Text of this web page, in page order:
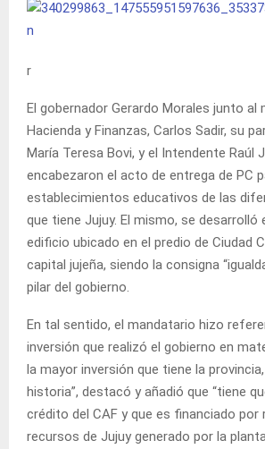
r
El gobernador Gerardo Morales junto al
Hacienda y Finanzas, Carlos Sadir, su
María Teresa Bovi, y el Intendente Raúl
encabezaron el acto de entrega de PC
establecimientos educativos de las
que tiene Jujuy. El mismo, se desarrolló
edificio ubicado en el predio de Ciudad
capital jujeña, siendo la consigna
pilar del gobierno.
En tal sentido, el mandatario hizo
inversión que realizó el gobierno en
la mayor inversión que tiene la
historia”, destacó y añadió que “tiene
crédito del CAF y que es financiado por
recursos de Jujuy generado por la